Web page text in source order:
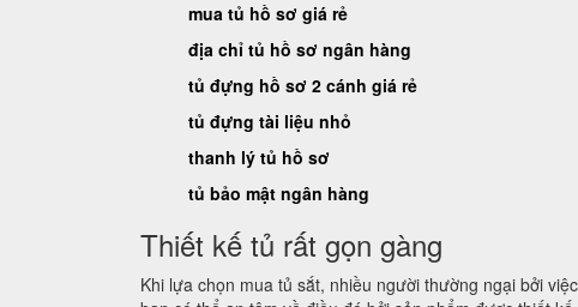
mua tủ hồ sơ giá rẻ
địa chỉ tủ hồ sơ ngân hàng
tủ đựng hồ sơ 2 cánh giá rẻ
tủ đựng tài liệu nhỏ
thanh lý tủ hồ sơ
tủ bảo mật ngân hàng
Thiết kế tủ rất gọn gàng
Khi lựa chọn mua tủ sắt, nhiều người thường ngại bởi